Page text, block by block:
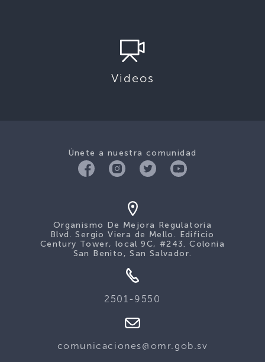
Videos
Únete a nuestra comunidad
Organismo De Mejora Regulatoria
Blvd. Sergio Viera de Mello. Edificio
Century Tower, local 9C, #243. Colonia
San Benito, San Salvador.
2501-9550
comunicaciones@omr.gob.sv